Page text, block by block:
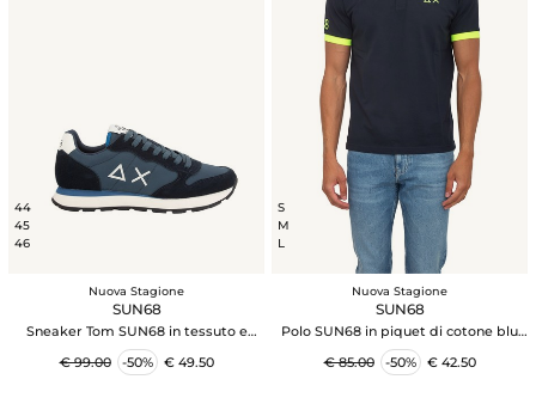
44
45
46
Nuova Stagione
SUN68
Sneaker Tom SUN68 in tessuto e
pelle blu
€ 99.00
-50% € 49.50
S
M
L
Nuova Stagione
SUN68
Polo SUN68 in piquet di cotone blu
con profili
€ 85.00
-50% € 42.50